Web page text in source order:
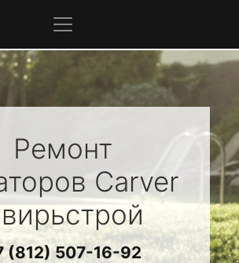
Ремонт
Carver
(812) 507-16-92